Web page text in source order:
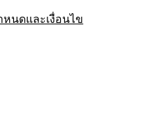
นดและเงื่อนไข